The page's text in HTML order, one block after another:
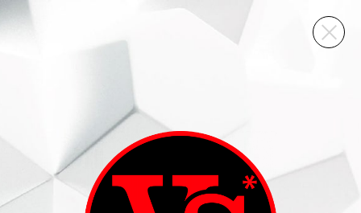
ВИННЫЙ СКЛАД